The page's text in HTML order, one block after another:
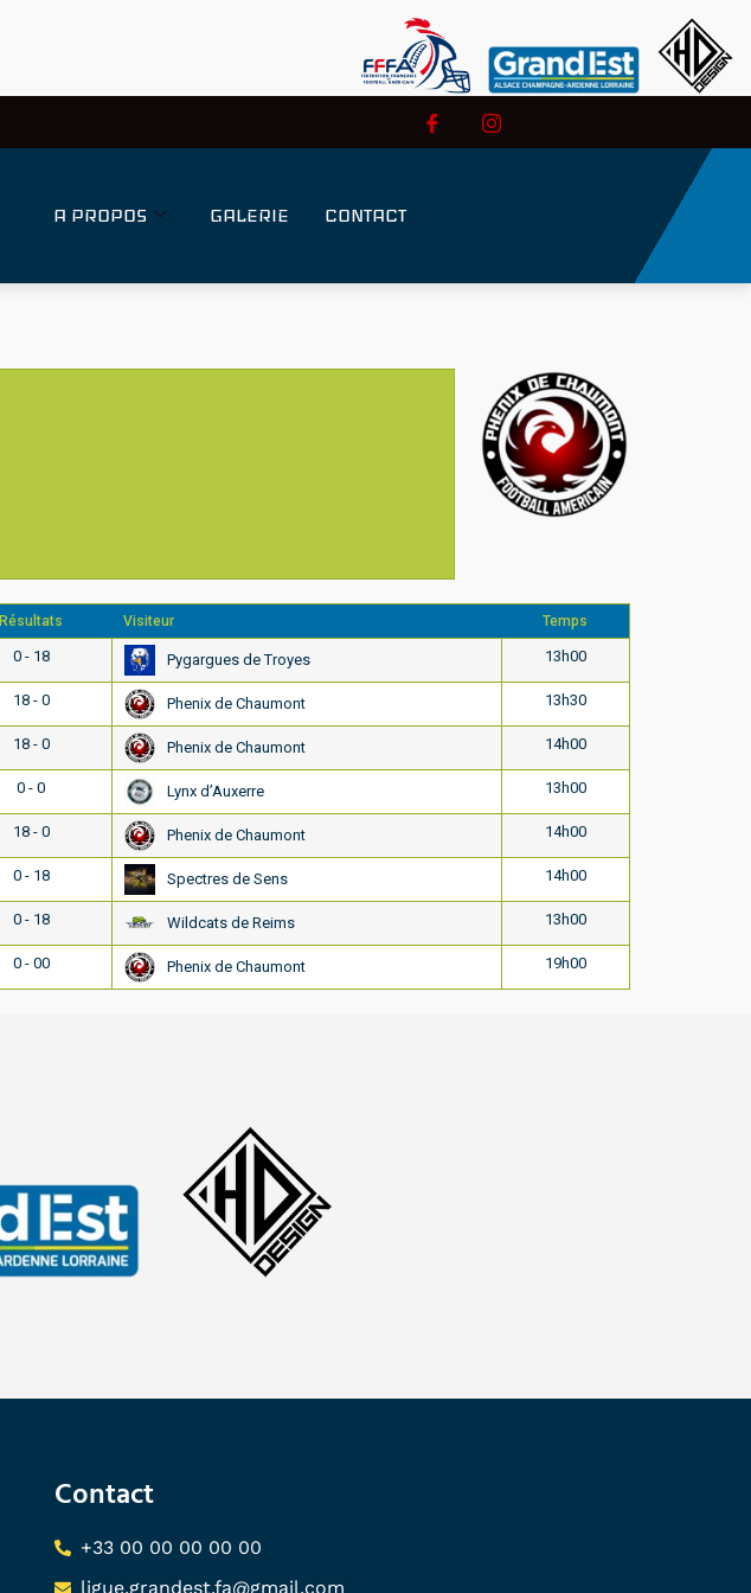
A PROPOS GALERIE CONTACT
Résultats Visiteur Temps
0 - 18 Pygargues de Troyes 13h00
18 - 0 Phenix de Chaumont 13h30
18 - 0 Phenix de Chaumont 14h00
0 - 0 Lynx d’Auxerre 13h00
18 - 0 Phenix de Chaumont 14h00
0 - 18 Spectres de Sens 14h00
0 - 18 Wildcats de Reims 13h00
0 - 00 Phenix de Chaumont 19h00
Contact
+33 00 00 00 00 00
ligue.grandest.fa@gmail.com